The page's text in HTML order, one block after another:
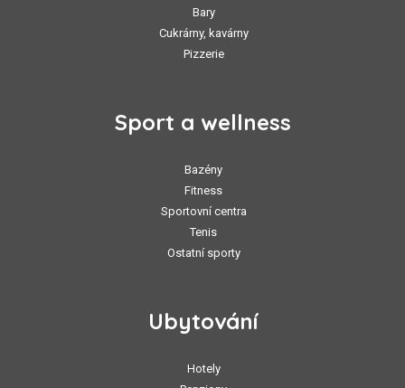
Bary
Cukrárny, kavárny
Pizzerie
Sport a wellness
Bazény
Fitness
Sportovní centra
Tenis
Ostatní sporty
Ubytování
Hotely